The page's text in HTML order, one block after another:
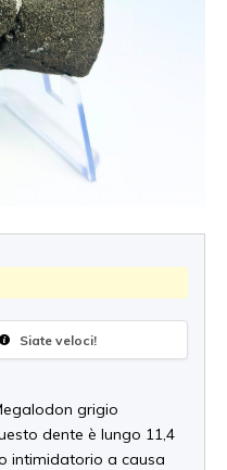
Siate veloci!
grigio
dente è lungo 11,4
intimidatorio a causa